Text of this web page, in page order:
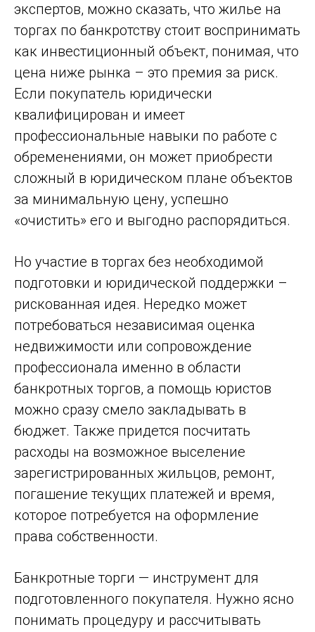
экспертов, можно сказать, что жилье на
торгах по банкротству стоит воспринимать
как инвестиционный объект, понимая, что
цена ниже рынка – это премия за риск.
Если покупатель юридически
квалифицирован и имеет
профессиональные навыки по работе с
обременениями, он может приобрести
сложный в юридическом плане объектов
за минимальную цену, успешно
«очистить» его и выгодно распорядиться.
Но участие в торгах без необходимой
подготовки и юридической поддержки –
рискованная идея. Нередко может
потребоваться независимая оценка
недвижимости или сопровождение
профессионала именно в области
банкротных торгов, а помощь юристов
можно сразу смело закладывать в
бюджет. Также придется посчитать
расходы на возможное выселение
зарегистрированных жильцов, ремонт,
погашение текущих платежей и время,
которое потребуется на оформление
права собственности.
Банкротные торги — инструмент для
подготовленного покупателя. Нужно ясно
понимать процедуру и рассчитывать